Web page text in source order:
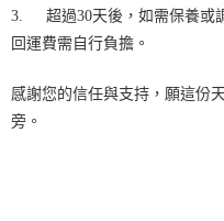
3.
超過30天後，如需保養或
回運費需自行負擔。
感謝您的信任與支持，願這份
旁。